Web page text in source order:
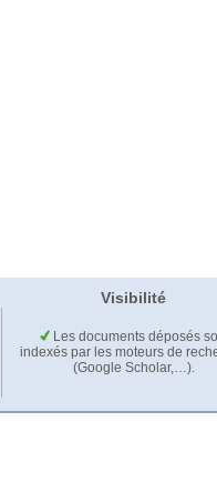
Visibilité
Les documents déposés
indexés par les moteurs de
(Google Scholar,…).